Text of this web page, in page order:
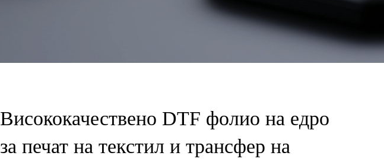
Висококачествено DTF фолио на едро
за печат на текстил и трансфер на